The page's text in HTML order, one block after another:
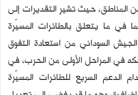
المناطق، حيث تشير التقديرات إلى
في ما يتعلق بالطائرات المسيّرة
السوداني من استعادة التفوق
في المراحل الأولى من الحرب، في
الدعم السريع للطائرات المسيّرة